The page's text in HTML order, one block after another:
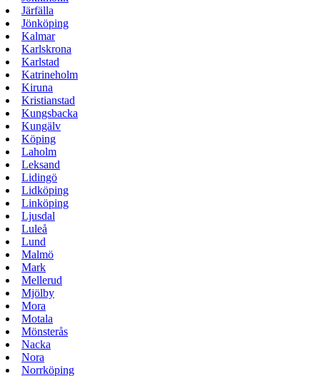
Järfälla
Jönköping
Kalmar
Karlskrona
Karlstad
Katrineholm
Kiruna
Kristianstad
Kungsbacka
Kungälv
Köping
Laholm
Leksand
Lidingö
Lidköping
Linköping
Ljusdal
Luleå
Lund
Malmö
Mark
Mellerud
Mjölby
Mora
Motala
Mönsterås
Nacka
Nora
Norrköping